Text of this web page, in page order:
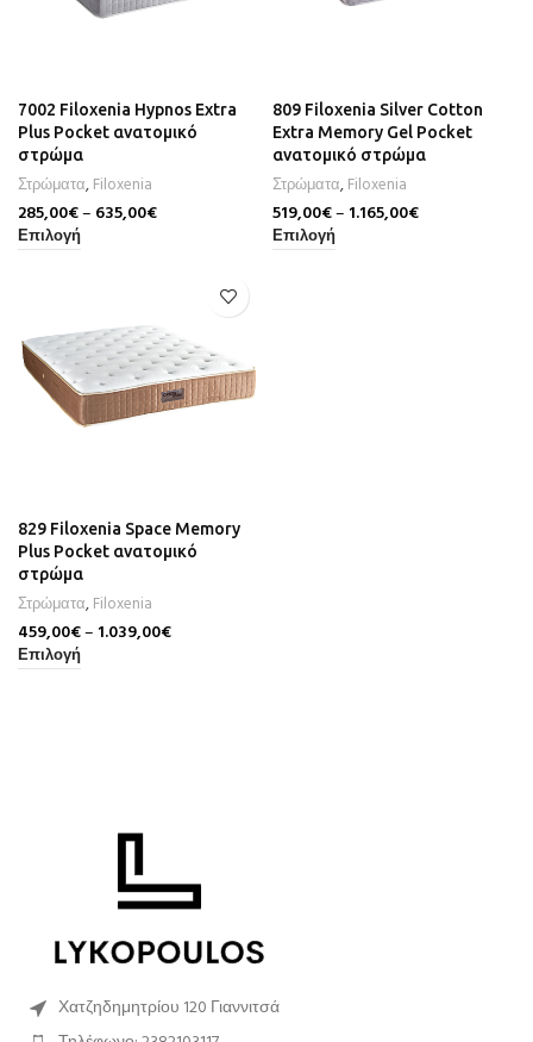
7002 Filoxenia Hypnos Extra
Plus Pocket ανατομικό
στρώμα
Στρώματα,Filoxenia
285,00€– 635,00€
Επιλογή
809 Filoxenia Silver Cotton
Extra Memory Gel Pocket
ανατομικό στρώμα
Στρώματα,Filoxenia
519,00€– 1.165,00€
Επιλογή
829 Filoxenia Space Memory
Plus Pocket ανατομικό
στρώμα
Στρώματα,Filoxenia
459,00€– 1.039,00€
Επιλογή
Χατζηδημητρίου 120 Γιαννιτσά